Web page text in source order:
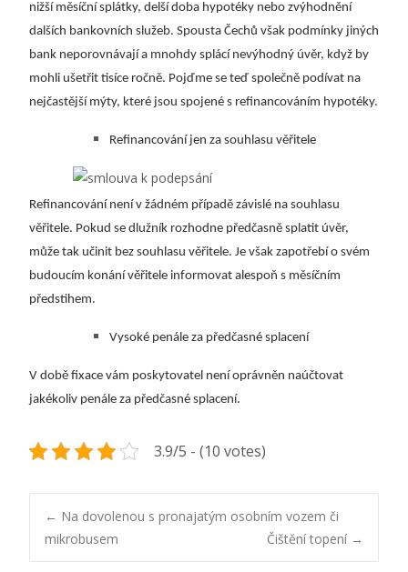
nižší měsíční splátky, delší doba hypotéky nebo zvýhodnění
dalších bankovních služeb. Spousta Čechů však podmínky jiných
bank neporovnávají a mnohdy splácí nevýhodný úvěr, když by
mohli ušetřit tisíce ročně. Pojďme se teď společně podívat na
nejčastější mýty, které jsou spojené s refinancováním hypotéky.
Refinancování jen za souhlasu věřitele
Refinancování není v žádném případě závislé na souhlasu
věřitele. Pokud se dlužník rozhodne předčasně splatit úvěr,
může tak učinit bez souhlasu věřitele. Je však zapotřebí o svém
budoucím konání věřitele informovat alespoň s měsíčním
předstihem.
Vysoké penále za předčasné splacení
V době fixace vám poskytovatel není oprávněn naúčtovat
jakékoliv penále za předčasné splacení.
3.9/5 - (10 votes)
Post
← Na dovolenou s pronajatým osobním vozem či
mikrobusem
Čištění topení →